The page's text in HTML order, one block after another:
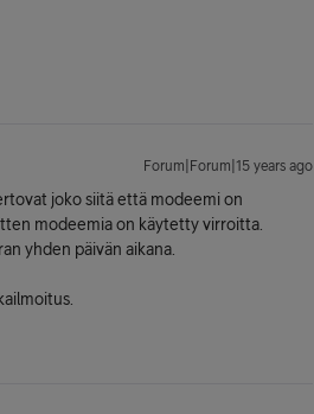
Forum|Forum|15 years ago
joko siitä että modeemi on
modeemia on käytetty virroitta.
yhden päivän aikana.